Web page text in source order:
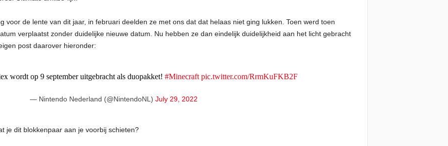
voor de lente van dit jaar, in februari deelden ze met ons dat dat helaas niet ging lukken. Toen werd toen
verplaatst zonder duidelijke nieuwe datum. Nu hebben ze dan eindelijk duidelijkheid aan het licht gebracht
post daarover hieronder:
wordt op 9 september uitgebracht als duopakket! #Minecraft pic.twitter.com/RrmKuFKB2F
— Nintendo Nederland (@NintendoNL) July 29, 2022
je dit blokkenpaar aan je voorbij schieten?